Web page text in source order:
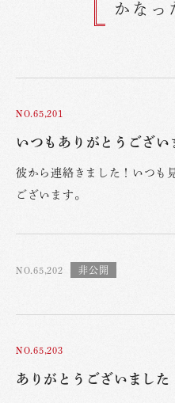
かなっ
NO.65,201
いつもありがとうござ
彼から連絡きました！いつも
ございます。
NO.65,202
NO.65,203
ありがとうございました